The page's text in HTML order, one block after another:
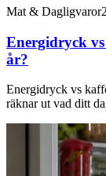
Mat & Dagligvaror
Energidryck
år?
Energidryck vs
räknar ut vad ditt